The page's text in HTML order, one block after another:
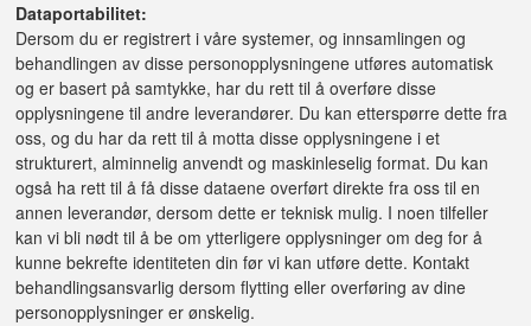
Dataportabilitet:
Dersom du er registrert i våre systemer, og innsamlingen og
behandlingen av disse personopplysningene utføres automatisk
og er basert på samtykke, har du rett til å overføre disse
opplysningene til andre leverandører. Du kan etterspørre dette fra
oss, og du har da rett til å motta disse opplysningene i et
strukturert, alminnelig anvendt og maskinleselig format. Du kan
også ha rett til å få disse dataene overført direkte fra oss til en
annen leverandør, dersom dette er teknisk mulig. I noen tilfeller
kan vi bli nødt til å be om ytterligere opplysninger om deg for å
kunne bekrefte identiteten din før vi kan utføre dette. Kontakt
behandlingsansvarlig dersom flytting eller overføring av dine
personopplysninger er ønskelig.